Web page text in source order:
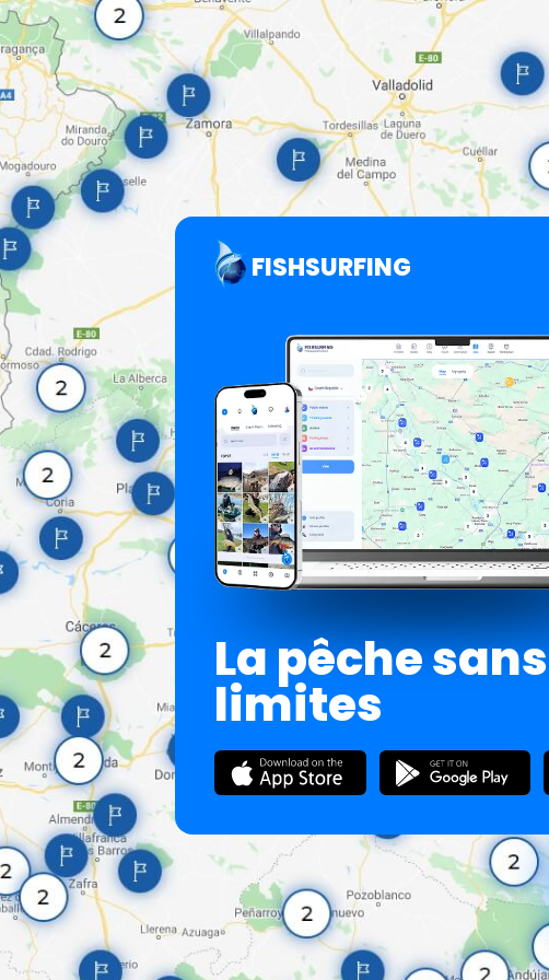
FISHSURFING
La pêche sans
limites